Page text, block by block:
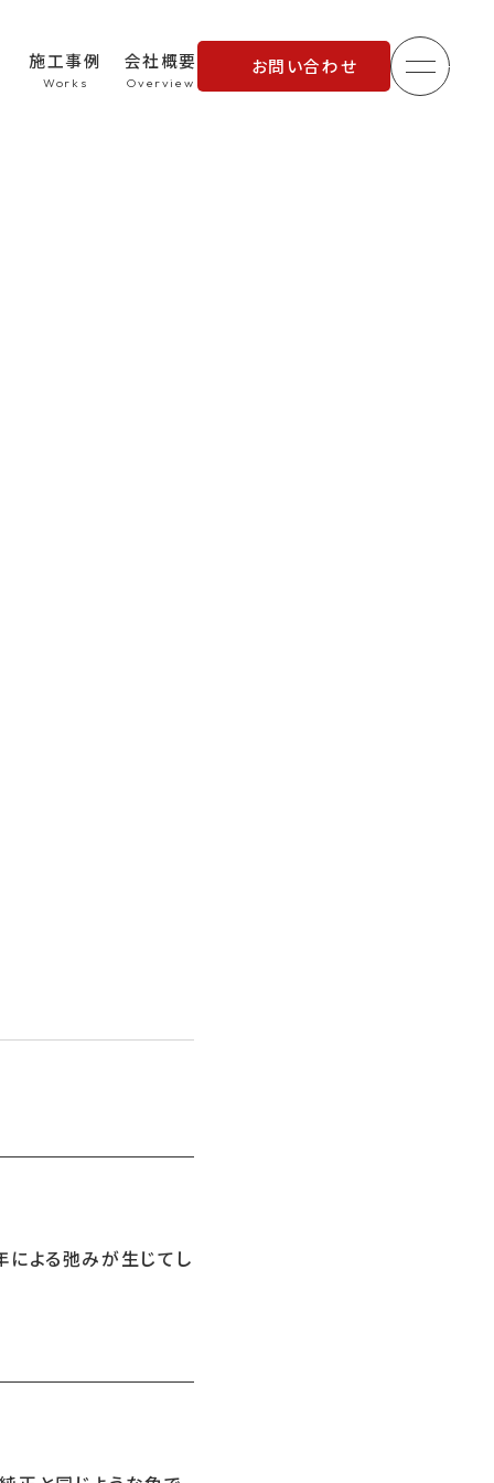
施工事例 会社概要 お問い合わせ メニ
による弛みが生じてし